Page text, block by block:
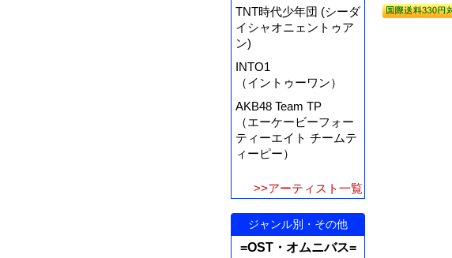
TNT時代少年団 (シーダ
イシャオニェントゥア
ン)
INTO1
（イントゥーワン）
AKB48 Team TP
（エーケービーフォー
ティーエイト チームテ
ィーピー）
>>アーティスト一覧
ジャンル別・その他
=OST・オムニバス=